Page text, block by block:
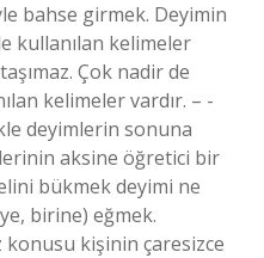
bahse girmek. Deyimin
kullanılan kelimeler
Çok nadir de
kelimeler vardır. – -
deyimlerin sonuna
aksine öğretici bir
bükmek deyimi ne
birine) eğmek.
konusu kişinin çaresizce